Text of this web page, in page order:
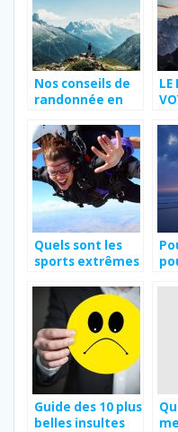
Nos conseils de
randonnée en
LE
Quels sont les
sports extrêmes
absolument à la
montagne ?
Guide des 10 plus
belles insultes